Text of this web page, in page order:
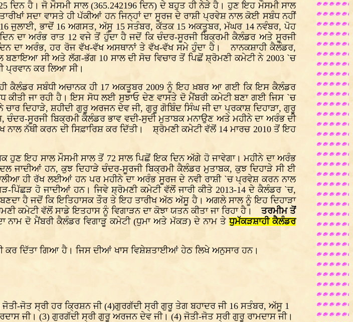
ਹੈ। ਜੋ ਮੌਸਮੀ ਸਾਲ (365.242196 ਦਿਨ) ਦੇ ਬਹੁਤ ਹੀ ਨੇੜੇ ਹੈ। ਹੁਣ ਇਹ ਮੌਸਮੀ ਸਾਲ
ਸਦਾ ਵਾਸਤੇ ਹੀ ਪੱਕੀਆਂ ਹਨ ਜਿਨ੍ਹਾਂ ਦਾ ਸੂਰਜ ਦੇ ਰਾਸ਼ੀ ਪ੍ਰਵੇਸ਼ ਨਾਲ ਕੋਈ ਸਬੰਧ ਨਹੀਂ
ਜੁਲਾਈ, ਭਾਦੋਂ 16 ਅਗਸਤ, ਅੱਸੂ 15 ਸਤੰਬਰ, ਕੱਤਕ 15 ਅਕਤੂਬਰ, ਮੱਘਰ 14 ਨਵੰਬਰ, ਪੋਹ
ਦਾ ਅਰੰਭ ਰਾਤ 12 ਵਜੇ ਤੋਂ ਹੁੰਦਾ ਹੈ ਜਦੋਂ ਕਿ ਚੰਦਰ-ਸੂਰਜੀ ਬਿਕ੍ਰਮੀ ਕੈਲੰਡਰ ਅਤੇ ਸੂਰਜੀ
ਦਾ ਅਰੰਭ, ਹਰ ਰੋਜ ਵੱਖ-ਵੱਖ ਅਸਥਾਨਾਂ ਤੇ ਵੱਖ-ਵੱਖ ਸਮੇ ਹੁੰਦਾ ਹੈ। ਨਾਨਕਸ਼ਾਹੀ ਕੈਲੰਡਰ,
ਬਣਾਇਆ ਸੀ ਅਤੇ ਲੱਗ-ਭੱਗ 10 ਸਾਲ ਦੀ ਸੋਚ ਵਿਚਾਰ ਤੋਂ ਪਿਛੋਂ ਸ਼੍ਰੋਮਣੀ ਕਮੇਟੀ ਨੇ 2003 `ਚ
ਪ੍ਰਵਾਨ ਕਰ ਲਿਆ ਸੀ।
ਕੈਲੰਡਰ ਸਬੰਧੀ ਅਚਾਨਕ ਹੀ 17 ਅਕਤੂਬਰ 2009 ਨੂੰ ਇਹ ਖ਼ਬਰ ਆ ਗਈ ਕਿ ਇਸ ਕੈਲੰਡਰ
ਕੀਤੀ ਜਾ ਰਹੀ ਹੈ। ਇਸ ਸੋਧ ਲਈ ਸੁਝਾਓ ਦੇਣ ਵਾਸਤੇ ਦੋ ਮੈਂਬਰੀ ਕਮੇਟੀ ਬਣਾ ਗਈ ਜਿਸ `ਚ
ਦਿਹਾੜੇ, ਸ਼ਹੀਦੀ ਗੁਰੂ ਅਰਜਨ ਦੇਵ ਜੀ, ਗੁਰੂ ਗੋਬਿੰਦ ਸਿੰਘ ਜੀ ਦਾ ਪ੍ਰਕਾਸ਼ ਦਿਹਾੜਾ, ਗੁਰੂ
ਚੰਦਰ-ਸੂਰਜੀ ਬਿਕ੍ਰਮੀ ਕੈਲੰਡਰ ਭਾਵ ਵਦੀ-ਸੁਦੀ ਮੁਤਾਬਕ ਮਨਾਉਣ ਅਤੇ ਮਹੀਨੇ ਦਾ ਅਰੰਭ ਦੀ
ਨਾਲ ਨੱਥੀ ਕਰਨ ਦੀ ਸਿਫ਼ਾਰਿਸ਼ ਕਰ ਦਿੱਤੀ। ਸ਼੍ਰੋਮਣੀ ਕਮੇਟੀ ਵੱਲੋਂ 14 ਮਾਰਚ 2010 ਤੋਂ ਇਹ
ਹੁਣ ਇਹ ਸਾਲ ਮੌਸਮੀ ਸਾਲ ਤੋਂ 72 ਸਾਲ ਪਿਛੋਂ ਇਕ ਦਿਨ ਅੱਗੇ ਹੋ ਜਾਵੇਗਾ। ਮਹੀਨੇ ਦਾ ਅਰੰਭ
ਜਾਦੀਆਂ ਹਨ, ਕੁਝ ਦਿਹਾੜੇ ਚੰਦਰ-ਸੂਰਜੀ ਬਿਕ੍ਰਮੀ ਕੈਲੰਡਰ ਮੁਤਾਬਕ, ਕੁਝ ਦਿਹਾੜੇ ਸੀ ਈ
ਹੀ ਰੱਖ ਲਈਆਂ ਹਨ ਪਰ ਮਹੀਨੇ ਦਾ ਅਰੰਭ ਸੂਰਜ ਦੇ ਨਵੀ ਰਾਸ਼ੀ `ਚ ਪ੍ਰਵੇਸ਼ ਕਰਨ ਨਾਲ
ਪਿੱਛੜ ਹੋ ਜਾਦੀਆਂ ਹਨ। ਜਿਵੇ ਸ਼੍ਰੋਮਣੀ ਕਮੇਟੀ ਵੱਲੋਂ ਜਾਰੀ ਕੀਤੇ 2013-14 ਦੇ ਕੈਲੰਡਰ `ਚ,
ਹੈ ਜਦੋਂ ਕਿ ਇਤਿਹਾਸਕ ਤੌਰ ਤੇ ਇਹ ਤਾਰੀਖ ਅੱਠ ਅੱਸੂ ਹੈ। ਅਗਲੇ ਸਾਲ ਨੂੰ ਇਹ ਦਿਹਾੜਾ
ਕਮੇਟੀ ਵੱਲੋਂ ਸਾਡੇ ਇਤਹਾਸ ਨੂੰ ਵਿਗਾੜਨ ਦਾ ਕੋਝਾ ਯਤਨ ਕੀਤਾ ਜਾ ਰਿਹਾ ਹੈ।ਤਰਮੀਮ ਤੋਂ
ਨਾਮ ਦੋ ਮੈਂਬਰੀ ਕੈਲੰਡਰ ਵਿਗਾੜੂ ਕਮੇਟੀ (ਧੁਮਾ ਅਤੇ ਮੱਕੜ) ਦੇ ਨਾਮ ਤੇਧੁਮੱਕੜਸ਼ਾਹੀ ਕੈਲੰਡਰ
ਕਰ ਦਿੱਤਾ ਗਿਆ ਹੈ। ਜਿਸ ਦੀਆਂ ਖਾਸ ਵਿਸ਼ੇਸ਼ਤਾਈਆਂ ਹੇਠ ਲਿਖੇ ਅਨੁਸਾਰ ਹਨ।
ਜੋਤ ਸ੍ਰੀ ਹਰ ਕ੍ਰਿਸ਼ਨ ਜੀ (4)ਗੁਰਗੱਦੀ ਸ੍ਰੀ ਗੁਰੂ ਤੇਗ ਬਹਾਦਰ ਜੀ 16 ਸਤੰਬਰ, ਅੱਸੂ 1
ਜੀ। (3) ਗੁਰਗੱਦੀ ਸ੍ਰੀ ਗੁਰੂ ਅਰਜਨ ਦੇਵ ਜੀ। (4) ਜੋਤੀ-ਜੋਤ ਸ੍ਰੀ ਗੁਰੂ ਰਾਮਦਾਸ ਜੀ।